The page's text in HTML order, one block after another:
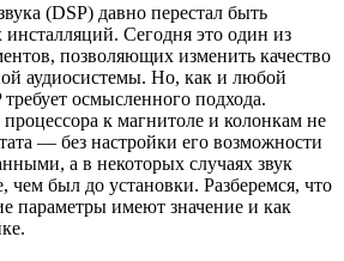
(DSP) давно перестал быть
инсталляций. Сегодня это один из
позволяющих изменить качество
аудиосистемы. Но, как и любой
осмысленного подхода.
к магнитоле и колонкам не
— без настройки его возможности
а в некоторых случаях звук
чем был до установки. Разберемся, что
параметры имеют значение и как